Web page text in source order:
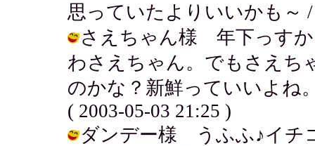
思っていたよりいいかも～
さえちゃん様 年下っすか
わさえちゃん。でもさえち
のかな？新鮮っていいよね
( 2003-05-03 21:25 )
ダンデー様 うふふ♪イチ